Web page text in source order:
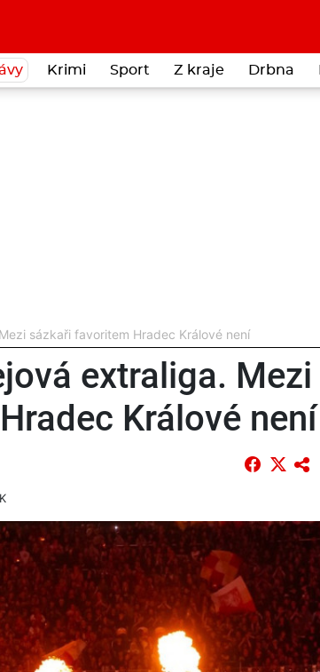
Krimi Sport Z kraje Drbna
sázkaři favoritem Hradec Králové není
extraliga. Mezi
Králové není